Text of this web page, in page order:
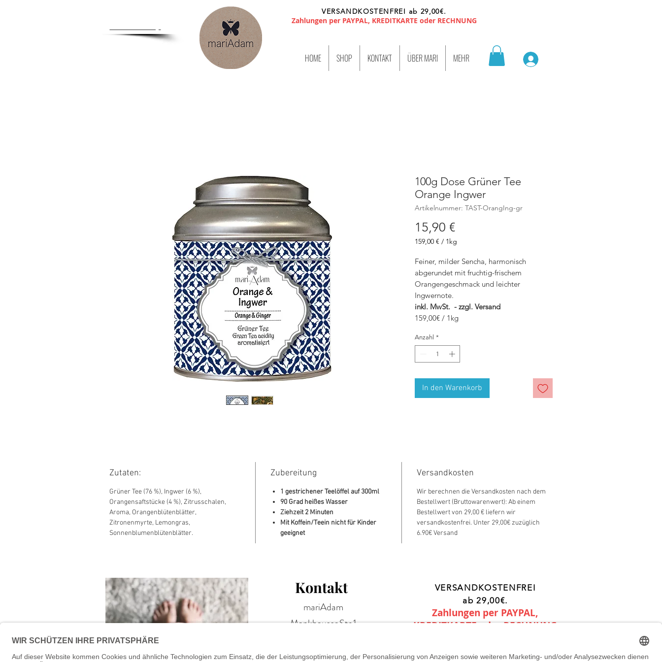
HOME SHOP KONTAKT ÜBER MARI MEHR
Händlershop
VERSANDKOSTENFREI ab 29,00€.
Zahlungen per PAYPAL, KREDITKARTE oder RECHNUNG
100g Dose Grüner Tee
Orange Ingwer
Artikelnummer: TAST-OrangIng-gr
15,90 €Preis
159,00 € / 1kg
pro
1
Kilogramm
Feiner, milder Sencha, harmonisch
abgerundet mit fruchtig-frischem
Orangengeschmack und leichter
Ingwernote.
inkl. MwSt. - zzgl. Versand
159,00€ / 1kg
Anzahl *
In den Warenkorb
Zutaten:
Grüner Tee (76 %), Ingwer (6 %),
Orangensaftstücke (4 %), Zitrusschalen,
Aroma, Orangenblütenblätter,
Zitronenmyrte, Lemongras,
Sonnenblumenblütenblätter.
Zubereitung
1 gestrichener Teelöffel auf 300ml
90 Grad heißes Wasser
Ziehzeit 2 Minuten
Mit Koffein/Teein nicht für Kinder
geeignet
Versandkosten
Wir berechnen die Versandkosten nach dem
Bestellwert (Bruttowarenwert): Ab einem
Bestellwert von 29,00 € liefern wir
versandkostenfrei. Unter 29,00€ zuzüglich
6.90€ Versand
Kontakt
mariAdam
Mankhauser Str.1
+49 (0)212 881 316 66
VERSANDKOSTENFREI
ab 29,00€.
Zahlungen per PAYPAL,
KREDITKARTE oder RECHNUNG